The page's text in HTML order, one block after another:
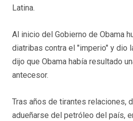
Latina.
Al inicio del Gobierno de Obama
diatribas contra el "imperio" y dio
dijo que Obama había resultado
antecesor.
Tras años de tirantes relaciones,
adueñarse del petróleo del país,